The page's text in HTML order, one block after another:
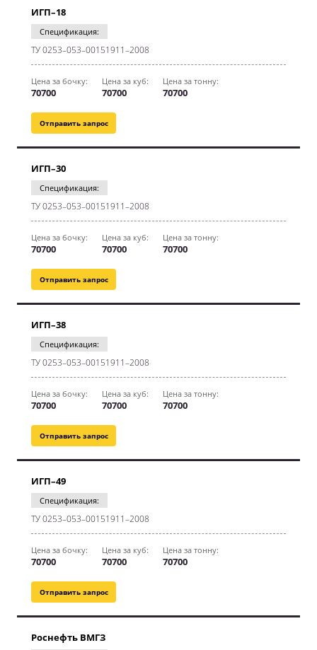
Отправить запрос
ИГП–18
Спецификация:
ТУ 0253–053–00151911–2008
Цена за бочку:
70700
Цена за куб:
70700
Цена за тонну:
70700
Отправить запрос
ИГП–30
Спецификация:
ТУ 0253–053–00151911–2008
Цена за бочку:
70700
Цена за куб:
70700
Цена за тонну:
70700
Отправить запрос
ИГП–38
Спецификация:
ТУ 0253–053–00151911–2008
Цена за бочку:
70700
Цена за куб:
70700
Цена за тонну:
70700
Отправить запрос
ИГП–49
Спецификация:
ТУ 0253–053–00151911–2008
Цена за бочку:
70700
Цена за куб:
70700
Цена за тонну:
70700
Роснефть ВМГЗ